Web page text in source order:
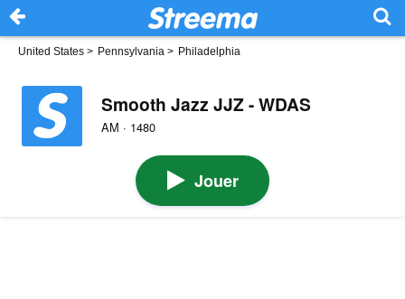
United States > Pennsylvania > Philadelphia
Smooth Jazz JJZ - WDAS
AM · 1480
Jouer